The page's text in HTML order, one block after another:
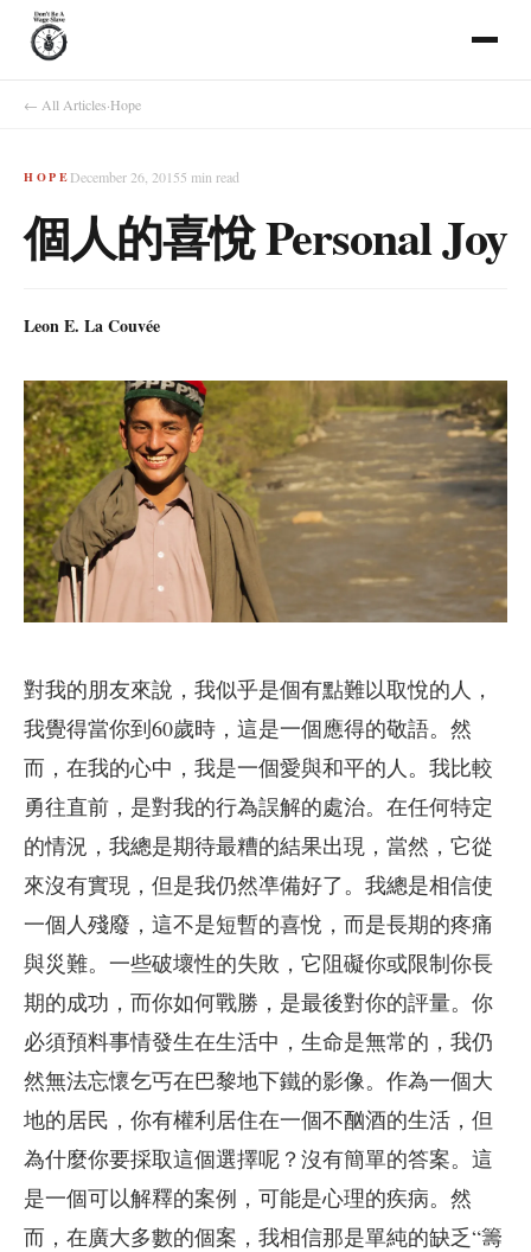
← All Articles·Hope
HOPE December 26, 20155 min read
個人的喜悅 Personal Joy
Leon E. La Couvée
對我的朋友來說，我似乎是個有點難以取悅的人，
我覺得當你到60歲時，這是一個應得的敬語。然
而，在我的心中，我是一個愛與和平的人。我比較
勇往直前，是對我的行為誤解的處治。在任何特定
的情況，我總是期待最糟的結果出現，當然，它從
來沒有實現，但是我仍然凖備好了。我總是相信使
一個人殘廢，這不是短暫的喜悅，而是長期的疼痛
與災難。一些破壞性的失敗，它阻礙你或限制你長
期的成功，而你如何戰勝，是最後對你的評量。你
必須預料事情發生在生活中，生命是無常的，我仍
然無法忘懷乞丐在巴黎地下鐵的影像。作為一個大
地的居民，你有權利居住在一個不酗酒的生活，但
為什麼你要採取這個選擇呢？沒有簡單的答案。這
是一個可以解釋的案例，可能是心理的疾病。然
而，在廣大多數的個案，我相信那是單純的缺乏“籌